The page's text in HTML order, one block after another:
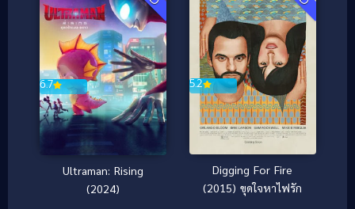
6.7
Ultraman: Rising
(2024)
5.2
Digging For Fire
(2015) ขุดใจหาไฟรัก